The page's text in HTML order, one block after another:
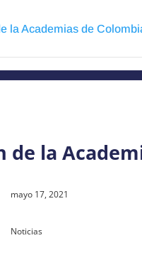
de la
mayo 17, 2021
Noticias